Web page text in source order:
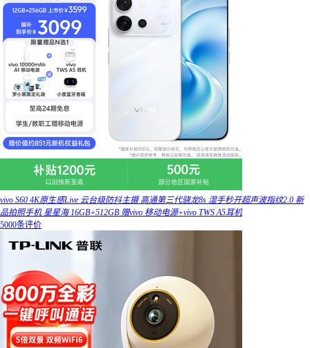
vivo S60 4K原生感Live 云台级防抖主摄 高通第三代骁龙8s 湿手秒开超声波指纹2.0 新
品拍照手机 星星海 16GB+512GB 赠vivo 移动电源+vivo TWS A5耳机
5000条评价